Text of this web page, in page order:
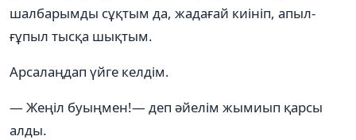
шалбарымды сұқтым да, жадағай киініп, апыл-
ғұпыл тысқа шықтым.
Арсалаңдап үйге келдім.
— Жеңіл буыңмен!— деп әйелім жымиып қарсы
алды.